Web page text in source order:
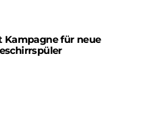
Kampagne für neue